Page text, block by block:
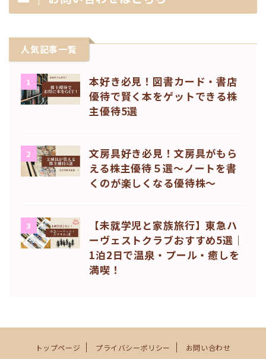
人気記事一覧
1
本好き必見！図書カード・書店
優待で賢く本をゲットできる株
主優待5選
2
文房具好き必見！文房具がもら
える株主優待５選〜ノートを書
くのが楽しくなる優待株〜
3
【未就学児と家族旅行】東急ハ
ーヴェストクラブおすすめ5選｜
1泊2日で温泉・プール・癒しを
満喫！
トップページ プライバシーポリシー お問い合わせ